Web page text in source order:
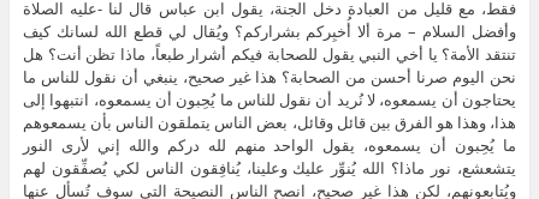
فقط، مع قليل من العبادة دخل الجنة، يقول ابن عباس قال لنا -عليه الصلاة
وأفضل السلام – مرة ألا أُخبِركم بشراركم؟ ويُقال لي قطع الله لسانك كيف
تنتقد الأمة؟ يا أخي النبي يقول للصحابة فيكم أشرار طبعاً، ماذا تظن أنت؟ هل
نحن اليوم صرنا أحسن من الصحابة؟ هذا غير صحيح، ينبغي أن نقول للناس ما
يحتاجون أن يسمعوه، لا نُريد أن نقول للناس ما يُحِبون أن يسمعوه، انتبهوا إلى
هذا، وهذا هو الفرق بين قائل وقائل، بعض الناس يتملقون الناس بأن يسمعوهم
ما يُحِبون أن يسمعوه، يقول الواحد منهم لله دركم والله إني لأرى النور
يتشعشع، نور ماذا؟ الله يُنوِّر عليك وعلينا، يُنافِقون الناس لكي يُصفِّقون لهم
ويُتابِعونهم، لكن هذا غير صحيح، انصح الناس النصيحة التي سوف تُسأل عنها